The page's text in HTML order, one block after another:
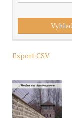
Export CSV